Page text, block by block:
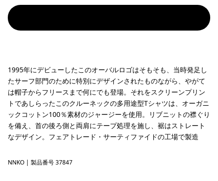
1995年にデビューしたこのオーバルロゴはそもそも、当時発足し
たサーフ部門のために特別にデザインされたものながら、やがて
は帽子からフリースまで何にでも登場。それをスクリーンプリン
トであしらったこのクルーネックの多用途型Tシャツは、オーガニ
ックコットン100％素材のジャージーを使用。リブニットの襟ぐり
を備え、首の後ろ側と両肩にテープ処理を施し、裾はストレート
なデザイン。フェアトレード・サーティファイドの工場で製造
New Navy: Kaleido
NNKO | 製品番号 37847